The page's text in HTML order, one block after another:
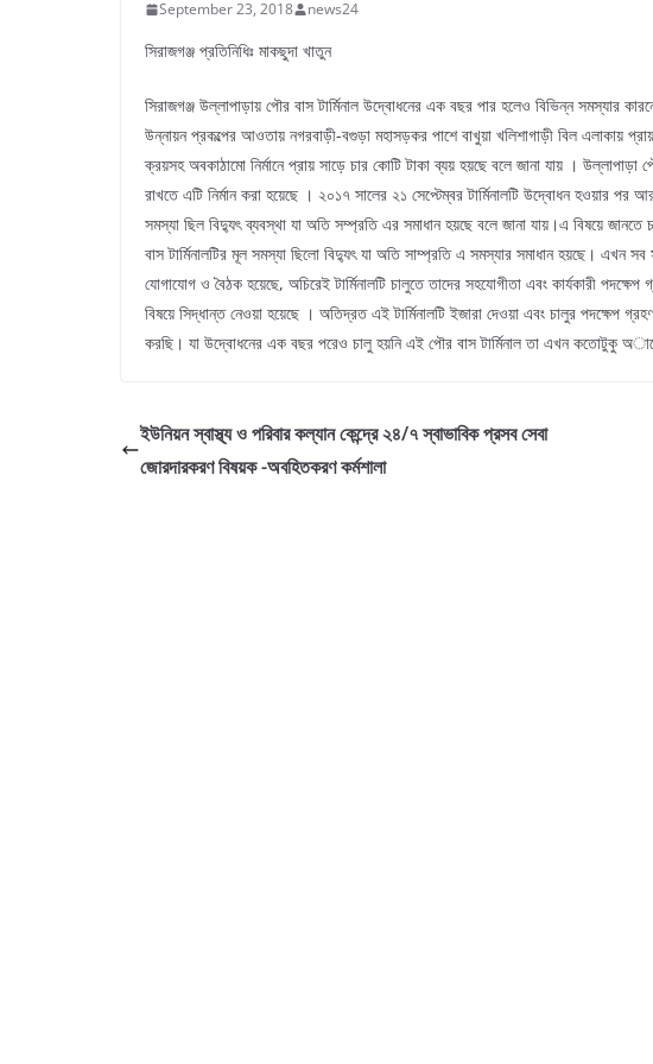
September 23, 2018 news24
সিরাজগঞ্জ প্রতিনিধিঃ মাকছুদা খাতুন
সিরাজগঞ্জ উল্লাপাড়ায় পৌর বাস টার্মিনাল উদ্বোধনের এক বছর পার হলেও বিভিন্ন সমস্যার
উন্নায়ন প্রকল্পের আওতায় নগরবাড়ী-বগুড়া মহাসড়কর পাশে বাখুয়া খলিশাগাড়ী বিল এলাকায় প্রায়
ক্রয়সহ অবকাঠামো নির্মানে প্রায় সাড়ে চার কোটি টাকা ব্যয় হয়ছে বলে জানা যায় ।
রাখতে এটি নির্মান করা হয়েছে । ২০১৭ সালের ২১ সেপ্টেম্বর টার্মিনালটি উদ্বোধন হওয়ার পর
সমস্যা ছিল বিদ্যুৎ ব্যবস্থা যা অতি সম্প্রতি এর সমাধান হয়ছে বলে জানা যায়।এ বিষয়ে
বাস টার্মিনালটির মূল সমস্যা ছিলো বিদ্যুৎ যা অতি সাম্প্রতি এ সমস্যার সমাধান হয়ছে। এখন সব
যোগাযোগ ও বৈঠক হয়েছে, অচিরেই টার্মিনালটি চালুতে তাদের সহযোগীতা এবং কার্যকারী
বিষয়ে সিদ্ধান্ত নেওয়া হয়েছে । অতিদ্রত এই টার্মিনালটি ইজারা দেওয়া এবং চালুর
করছি। যা উদ্বোধনের এক বছর পরেও চালু হয়নি এই পৌর বাস টার্মিনাল তা এখন কতোটুকু
ইউনিয়ন স্বাস্থ্য ও পরিবার কল্যান কেন্দ্রে ২৪/৭ স্বাভাবিক প্রসব সেবা
জোরদারকরণ বিষয়ক -অবহিতকরণ কর্মশালা